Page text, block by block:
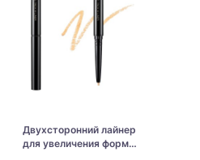
Двухсторонний лайнер
для увеличения формы